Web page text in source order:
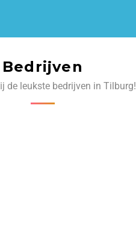
Bedrijven
de leukste bedrijven in Tilburg!